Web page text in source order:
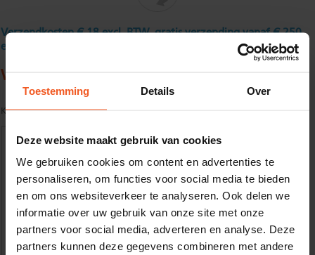
Toestemming Details Over
Deze website maakt gebruik van cookies
We gebruiken cookies om content en advertenties te
personaliseren, om functies voor social media te bieden
en om ons websiteverkeer te analyseren. Ook delen we
informatie over uw gebruik van onze site met onze
partners voor social media, adverteren en analyse. Deze
partners kunnen deze gegevens combineren met andere
Verzendkosten € 18 excl. BTW, gratis verzending vanaf € 250
excl. BTW
Warmgewalst platstaal130 x 10 mm
Kwaliteit: S235JR volgens EN10025
Gewenste
lengtemaat in
(max. 2000 mm)
+/- 2 mm lengtetolerantie